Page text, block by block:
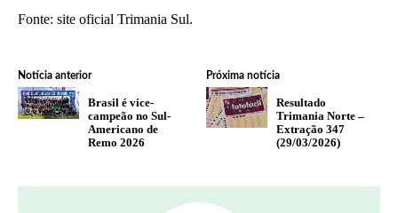
Fonte: site oficial Trimania Sul.
Notícia anterior
Brasil é vice-
campeão no Sul-
Americano de
Remo 2026
Próxima notícia
Resultado
Trimania Norte –
Extração 347
(29/03/2026)